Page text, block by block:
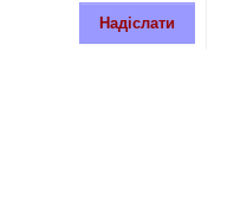
Надіслати